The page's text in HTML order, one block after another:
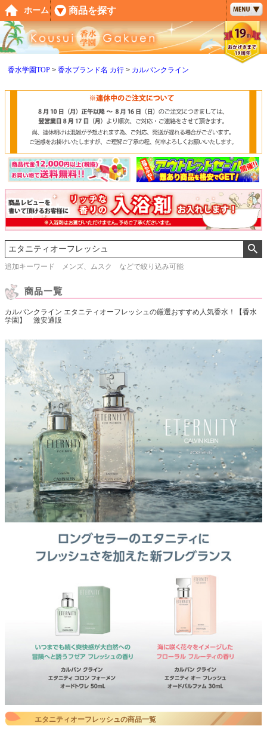
香水学園TOP 香水ブランド名 カ行 カルバンクライン
追加キーワード メンズ、ムスク などで絞り込み可能
カルバンクライン エタニティオーフレッシュの厳選おすすめ人気香水！【香水
学園】 激安通販
エタニティオーフレッシュの商品一覧
ペー
ジト
ップ
へ
ホーム 商品を探す